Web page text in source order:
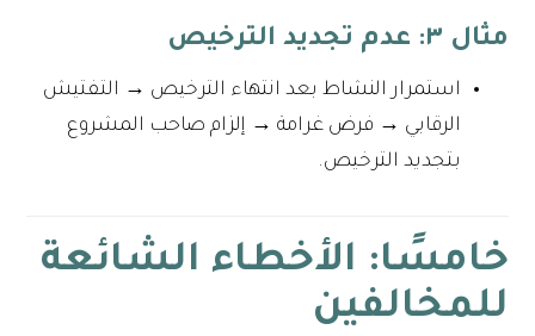
مثال ٣: عدم تجديد الترخيص
استمرار النشاط بعد انتهاء الترخيص → التفتيش
الرقابي → فرض غرامة → إلزام صاحب المشروع
بتجديد الترخيص.
خامسًا: الأخطاء الشائعة
للمخالفين